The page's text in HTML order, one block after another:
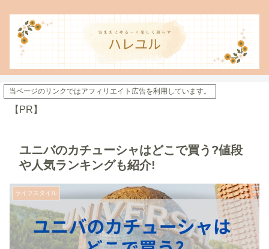
当ページのリンクではアフィリエイト広告を利用しています。
【PR】
ユニバのカチューシャはどこで買う?値段
や人気ランキングも紹介!
ライフスタイル